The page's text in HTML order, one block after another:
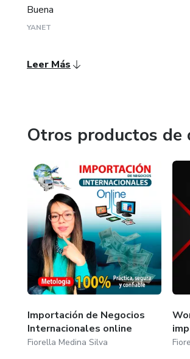
Buena
YANET
Leer Más
Otros productos de
Importación de Negocios
Internacionales online
Fiorella Medina Silva